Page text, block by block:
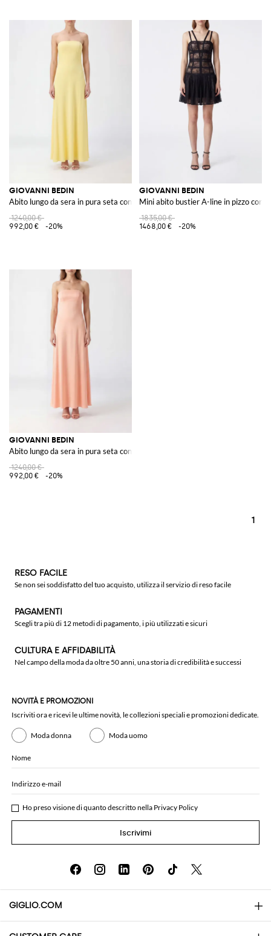
GIOVANNI BEDIN
Abito lungo da sera in pura seta con scollo dritto e spalle scoperte
1240,00 €
992,00 €
-20%
GIOVANNI BEDIN
Mini abito bustier A-line in pizzo con
1835,00 €
1468,00 €
-20%
GIOVANNI BEDIN
Abito lungo da sera in pura seta con scollo dritto e spalle scoperte
1240,00 €
992,00 €
-20%
1
RESO FACILE
Se non sei soddisfatto del tuo acquisto, utilizza il servizio di reso facile
PAGAMENTI
Scegli tra più di 12 metodi di pagamento, i più utilizzati e sicuri
CULTURA E AFFIDABILITÀ
Nel campo della moda da oltre 50 anni, una storia di credibilità e successi
NOVITÀ E PROMOZIONI
Iscriviti ora e ricevi le ultime novità, le collezioni speciali e promozioni dedicate.
Moda donna Moda uomo
Nome
Indirizzo e-mail
Ho preso visione di quanto descritto nella Privacy Policy
Iscrivimi
GIGLIO.COM